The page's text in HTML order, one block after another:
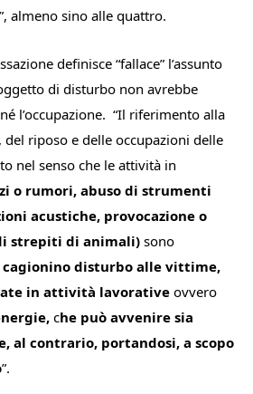
”, almeno sino alle quattro.
definisce “fallace” l’assunto
di disturbo non avrebbe
l’occupazione. “Il riferimento alla
del riposo e delle occupazioni delle
nel senso che le attività in
o rumori, abuso di strumenti
acustiche, provocazione o
strepiti di animali) sono
cagionino disturbo alle vittime,
in attività lavorative ovvero
che può avvenire sia
al contrario, portandosi, a scopo
”.